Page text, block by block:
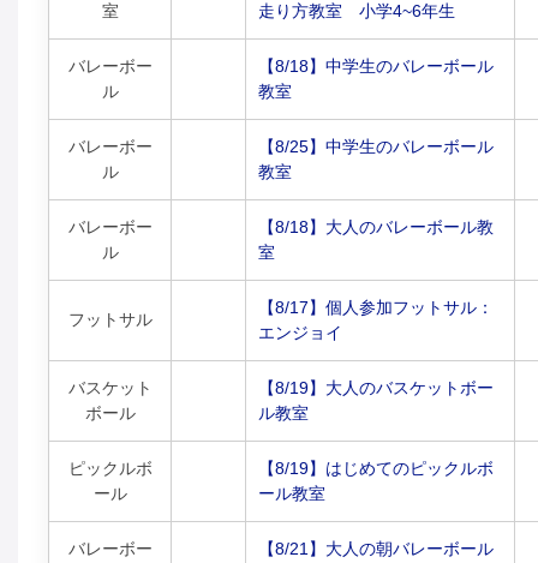
室
走り方教室 小学4~6年生
バレーボー
ル
【8/18】中学生のバレーボール
教室
バレーボー
ル
【8/25】中学生のバレーボール
教室
バレーボー
ル
【8/18】大人のバレーボール教
室
フットサル
【8/17】個人参加フットサル：
エンジョイ
バスケット
ボール
【8/19】大人のバスケットボー
ル教室
ピックルボ
ール
【8/19】はじめてのピックルボ
ール教室
バレーボー
【8/21】大人の朝バレーボール